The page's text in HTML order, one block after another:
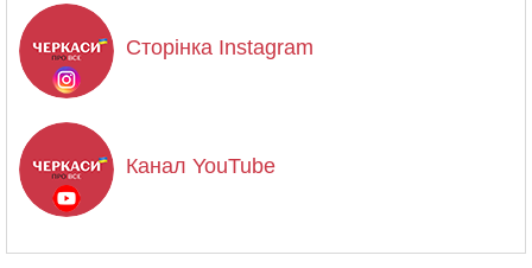
Сторінка Instagram
Канал YouTube